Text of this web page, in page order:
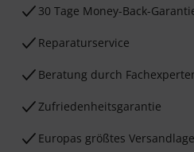
30 Tage Money-Back-
Reparaturservice
Beratung durch
Zufriedenheitsgarantie
Europas größtes